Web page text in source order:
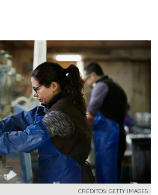
CRÉDITOS: GETTY IMAGES